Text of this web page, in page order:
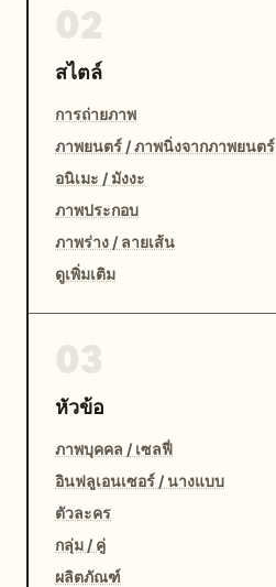
สไตล์
การถ่ายภาพ
ภาพยนตร์ / ภาพนิ่งจากภาพยนตร์
อนิเมะ / มังงะ
ภาพประกอบ
ภาพร่าง / ลายเส้น
ดูเพิ่มเติม
หัวข้อ
ภาพบุคคล / เซลฟี่
อินฟลูเอนเซอร์ / นางแบบ
ตัวละคร
กลุ่ม / คู่
ผลิตภัณฑ์